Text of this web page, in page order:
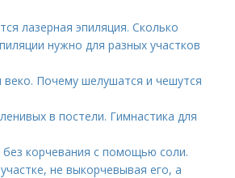
лазерная эпиляция. Сколько
нужно для разных участков
Почему шелушатся и чешутся
в постели. Гимнастика для
без корчевания с помощью соли.
не выкорчевывая его, а